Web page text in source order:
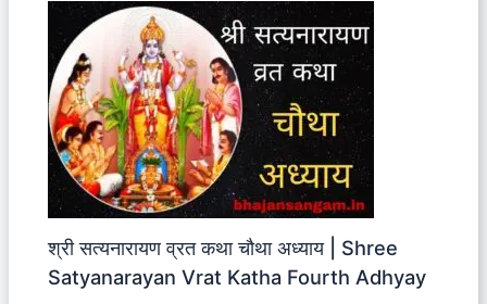
श्री सत्यनारायण व्रत कथा चौथा अध्याय | Shree
Satyanarayan Vrat Katha Fourth Adhyay